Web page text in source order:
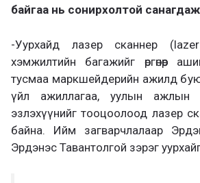
байгаа нь сонирхолтой
-Уурхайд лазер сканнер
хэмжилтийн багажийг өргөнөөр
тусмаа маркшейдерийн ажилд
үйл ажиллагаа, уулын ажлын
эзлэхүүнийг тооцоолоод лазер
байна. Ийм загварчлалаар
Эрдэнэс Тавантолгой зэрэг